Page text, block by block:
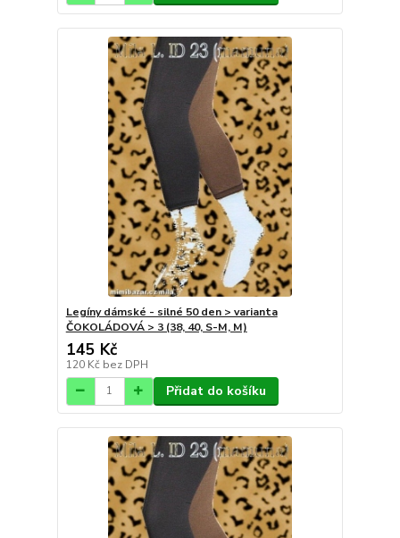
Legíny dámské - silné 50 den > varianta
ČOKOLÁDOVÁ > 3 (38, 40, S-M, M)
145 Kč
120 Kč bez DPH
Přidat do košíku